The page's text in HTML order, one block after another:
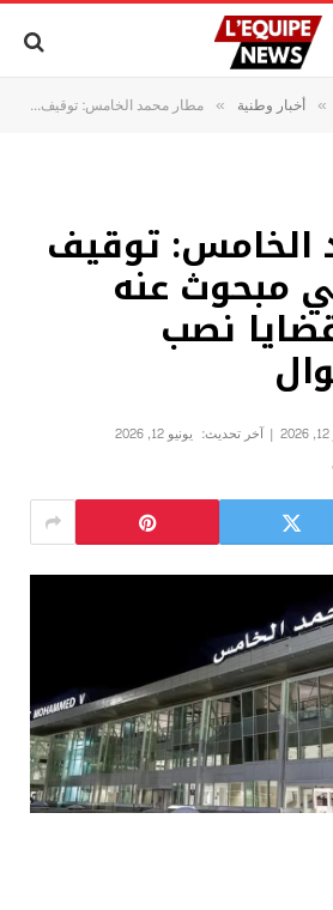
» أخبار وطنية » مطار محمد الخامس: توقيف مواطن غاني مبحوث عنه دولياً في قضايا نصب وتبييض أموال
الخامس: توقيف
مبحوث عنه
نصب
آخر تحديث: يونيو 12, 2026